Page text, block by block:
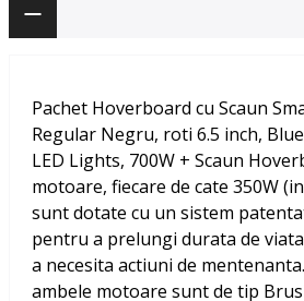
Pachet Hoverboard cu Scaun
Regular Negru, roti 6.5 inch,
LED Lights, 700W + Scaun
motoare, fiecare de cate 350W
sunt dotate cu un sistem
pentru a prelungi durata de
a necesita actiuni de
ambele motoare sunt de tip